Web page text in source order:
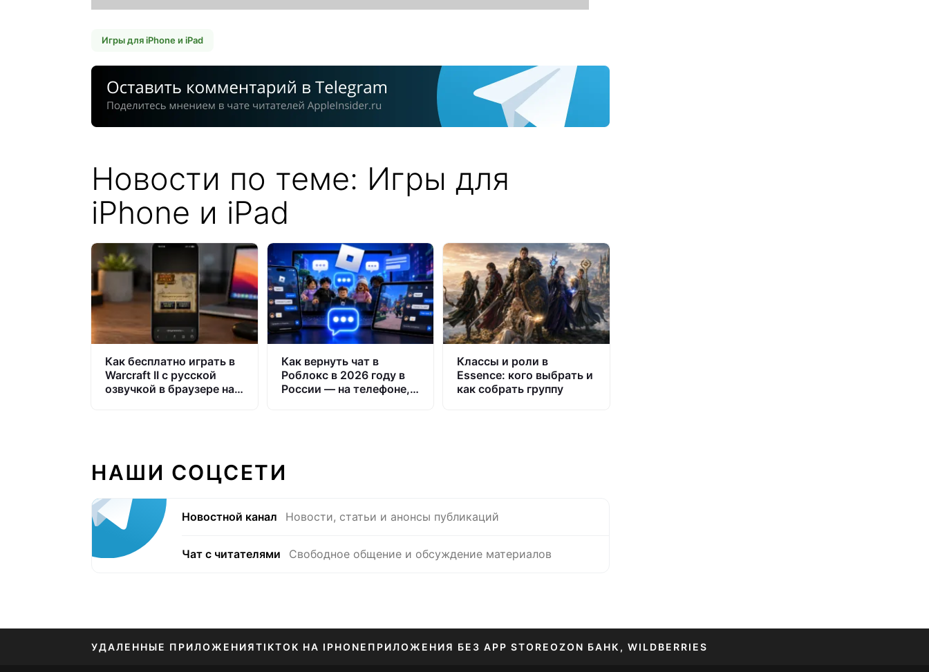
Игры для iPhone и iPad
Новости по теме: Игры для
iPhone и iPad
Как бесплатно играть в
Warcraft II с русской
озвучкой в браузере на
Как вернуть чат в
Роблокс в 2026 году в
России — на телефоне,
Классы и роли в
Essence: кого выбрать и
как собрать группу
НАШИ СОЦСЕТИ
Новостной канал Новости, статьи и анонсы публикаций
Чат с читателями Свободное общение и обсуждение материалов
УДАЛЕННЫЕ ПРИЛОЖЕНИЯTIKTOK НА IPHONE ПРИЛОЖЕНИЯ БЕЗ APP STOREOZON БАНК, WILDBERRIES